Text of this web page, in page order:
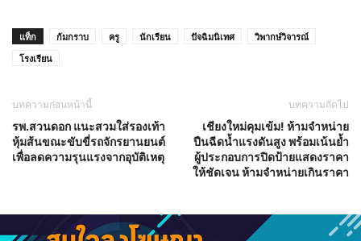
แท็ก ก้มกราบ ครู นักเรียน ปัจฉิมนิเทศ
วิพากษ์วิจารณ์
โรงเรียน
บทความก่อนหน้านี้
รพ.สวนดอก แนะสวมใส่รองเท้า
หุ้มส้นขณะขับขี่รถจักรยานยนต์
เพื่อลดความรุนแรงจากอุบัติเหตุ
บทความถัดไป
เชียงใหม่คุมเข้ม! ห้ามจำหน่าย
ปืนฉีดน้ำแรงดันสูง พร้อมเน้นย้ำ
ผู้ประกอบการปิดป้ายแสดงราคา
ให้ชัดเจน ห้ามจำหน่ายเกินราคา